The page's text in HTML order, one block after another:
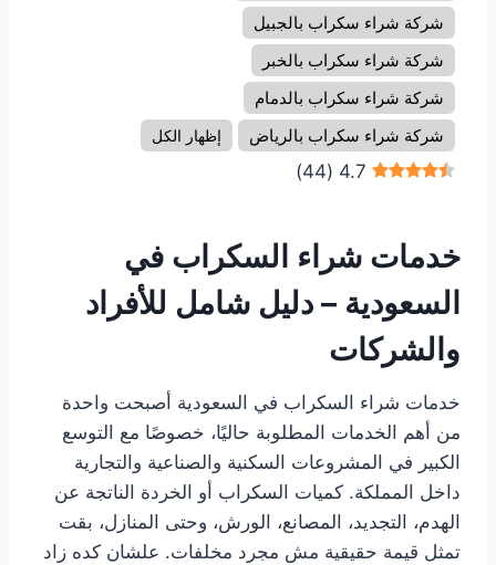
شركة شراء سكراب بالجبيل
شركة شراء سكراب بالخبر
شركة شراء سكراب بالدمام
شركة شراء سكراب بالرياض
إظهار الكل
4.7
(
44
)
خدمات شراء السكراب في
السعودية – دليل شامل للأفراد
والشركات
خدمات شراء السكراب في السعودية أصبحت واحدة
من أهم الخدمات المطلوبة حاليًا، خصوصًا مع التوسع
الكبير في المشروعات السكنية والصناعية والتجارية
داخل المملكة. كميات السكراب أو الخردة الناتجة عن
الهدم، التجديد، المصانع، الورش، وحتى المنازل، بقت
تمثل قيمة حقيقية مش مجرد مخلفات. علشان كده زاد